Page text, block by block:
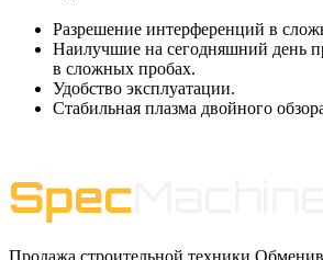
Разрешение интерференций в
Наилучшие на сегодняшний день
в сложных пробах.
Удобство эксплуатации.
Стабильная плазма двойного